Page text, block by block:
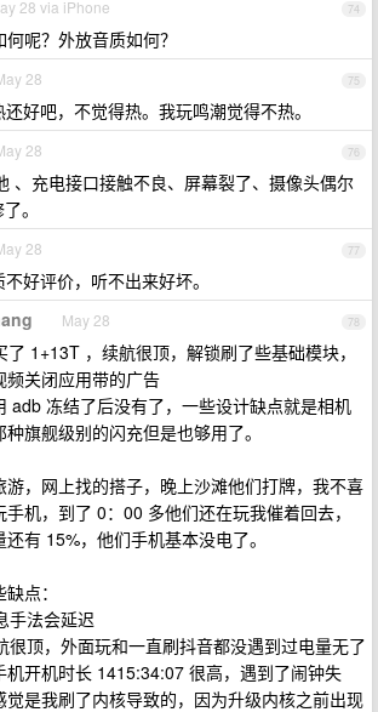
74
28 via iPhone
呢？外放音质如何？
75
28
还好吧，不觉得热。我玩鸣潮觉得不热。
76
28
、充电接口接触不良、屏幕裂了、摄像头偶尔
。
77
28
不好评价，听不出来好坏。
78
May 28
1+13T ，续航很顶，解锁刷了些基础模块，
频关闭应用带的广告
adb 冻结了后没有了，一些设计缺点就是相机
旗舰级别的闪充但是也够用了。
游，网上找的搭子，晚上沙滩他们打牌，我不喜
机，到了 0：00 多他们还在玩我催着回去，
有 15%，他们手机基本没电了。
点：
手法会延迟
很顶，外面玩和一直刷抖音都没遇到过电量无了
机开机时长 1415:34:07 很高，遇到了闹钟失
觉是我刷了内核导致的，因为升级内核之前出现